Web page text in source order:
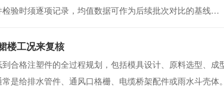
验时须逐项记录，均值数据可作为后续批次对比的基线…
楼工况来复核
合格注塑件的全过程规划，包括模具设计、原料选型、成
是给排水管件、通风口格栅、电缆桥架配件或雨水斗壳